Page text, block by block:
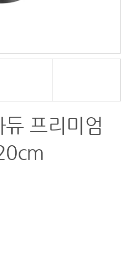
프리미엄